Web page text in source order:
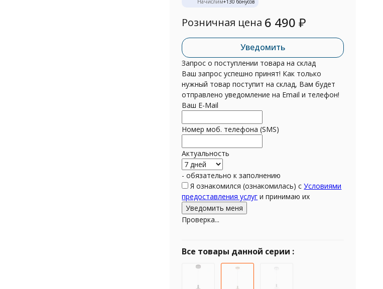
Начислим+130 бонусов
Розничная цена 6 490₽
Уведомить
Запрос о поступлении товара на склад
Ваш запрос успешно принят! Как только
нужный товар поступит на склад, Вам будет
отправлено уведомление на Email и телефон!
Ваш E-Mail
Номер моб. телефона (SMS)
Актуальность
- обязательно к заполнению
Я ознакомился (ознакомилась) сУсловиями
предоставления услуг и принимаю их
Проверка...
Все товары данной серии :